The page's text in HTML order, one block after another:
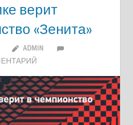
верит
«Зенита»
ADMIN